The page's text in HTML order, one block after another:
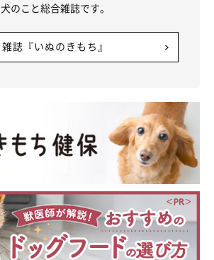
犬のこと総合雑誌です。
雑誌『いぬのきもち』